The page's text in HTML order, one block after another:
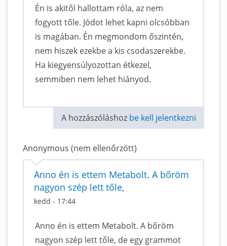
Én is akitől hallottam róla, az nem
fogyott tőle. Jódot lehet kapni olcsóbban
is magában. Én megmondom őszintén,
nem hiszek ezekbe a kis csodaszerekbe.
Ha kiegyensúlyozottan étkezel,
semmiben nem lehet hiányod.
A hozzászóláshoz be kell jelentkezni
Anonymous (nem ellenőrzött)
Anno én is ettem Metabolt. A bőröm
nagyon szép lett tőle,
kedd - 17:44
Anno én is ettem Metabolt. A bőröm
nagyon szép lett tőle, de egy grammot